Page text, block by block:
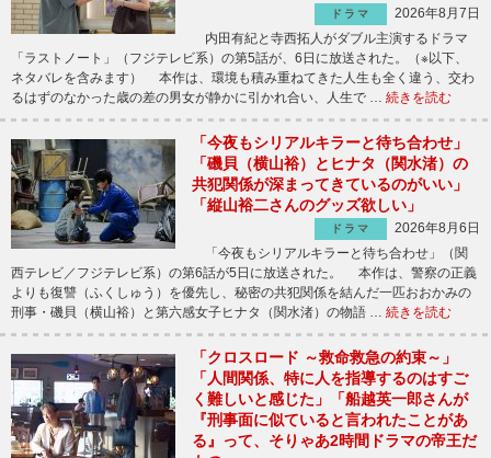
ドラマ
2026年8月7日
内田有紀と寺西拓人がダブル主演するドラマ
「ラストノート」（フジテレビ系）の第5話が、6日に放送された。（※以下、
ネタバレを含みます） 本作は、環境も積み重ねてきた人生も全く違う、交わ
るはずのなかった歳の差の男女が静かに引かれ合い、人生で … 続きを読む
「今夜もシリアルキラーと待ち合わせ」
「磯貝（横山裕）とヒナタ（関水渚）の
共犯関係が深まってきているのがいい」
「縦山裕二さんのグッズ欲しい」
ドラマ
2026年8月6日
「今夜もシリアルキラーと待ち合わせ」（関
西テレビ／フジテレビ系）の第6話が5日に放送された。 本作は、警察の正義
よりも復讐（ふくしゅう）を優先し、秘密の共犯関係を結んだ一匹おおかみの
刑事・磯貝（横山裕）と第六感女子ヒナタ（関水渚）の物語 … 続きを読む
「クロスロード ～救命救急の約束～」
「人間関係、特に人を指導するのはすご
く難しいと感じた」「船越英一郎さんが
『刑事面に似ていると言われたことがあ
る』って、そりゃあ2時間ドラマの帝王だ